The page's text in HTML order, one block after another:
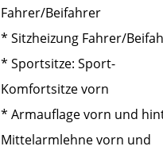
Fahrer/Beifahrer
* Sitzheizung Fahrer/
* Sportsitze: Sport-
Komfortsitze vorn
* Armauflage vorn und
Mittelarmlehne vorn und